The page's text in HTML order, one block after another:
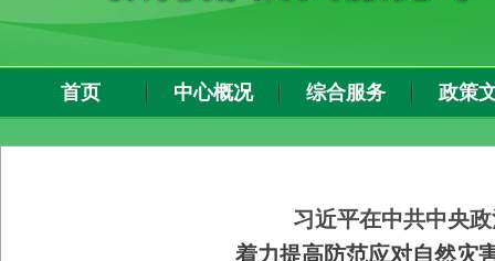
首页 中心概况 综合服务 政策
习近平在中共中央
着力提高防范应对自然灾